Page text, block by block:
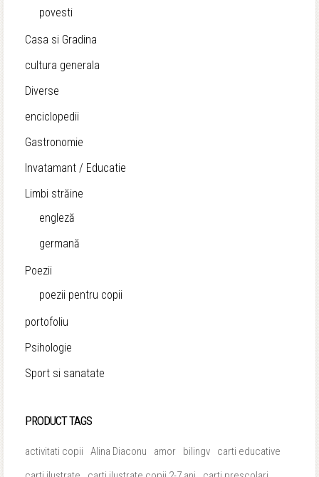
povesti
Casa si Gradina
cultura generala
Diverse
enciclopedii
Gastronomie
Invatamant / Educatie
Limbi străine
engleză
germană
Poezii
poezii pentru copii
portofoliu
Psihologie
Sport si sanatate
PRODUCT TAGS
activitati copii Alina Diaconu amor bilingv
carti educative